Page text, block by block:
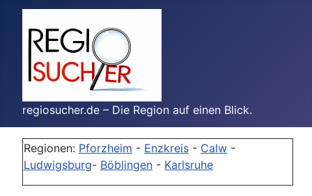
regiosucher.de – Die Region auf einen Blick.
Regionen: Pforzheim - Enzkreis - Calw -
Ludwigsburg- Böblingen - Karlsruhe